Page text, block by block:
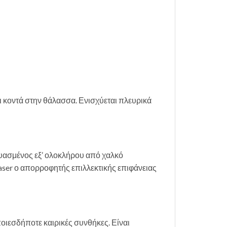
κοντά στην θάλασσα. Ενισχύεται πλευρικά
εξ’ ολοκλήρου από χαλκό
ο απορροφητής επιλλεκτικής επιφάνειας
καιρικές συνθήκες. Είναι